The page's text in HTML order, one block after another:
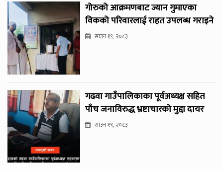
गोरुको आक्रमणबाट ज्यान गुमाएका
विकको परिवारलाई राहत उपलब्ध गराइने
साउन १९, २०८३
गढवा गाउँपालिकाका पूर्वअध्यक्ष सहित
पाँच जनाविरुद्ध भ्रष्टाचारको मुद्दा दायर
साउन १९, २०८३